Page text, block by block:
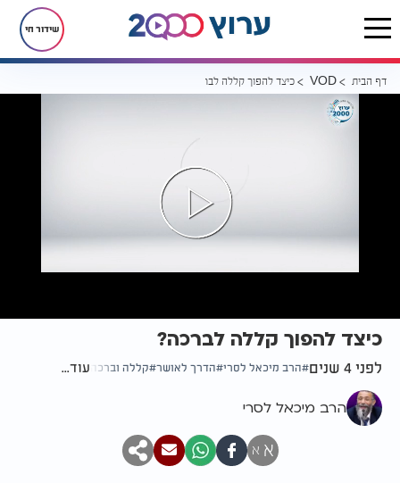
שידור חי
דף הבית VOD כיצד להפוך קללה לברכה?
כיצד להפוך קללה לברכה?
לפני 4 שנים הרב מיכאל לסרי הדרך לאושר קללה וברכה עוד...
הרב מיכאל לסרי
א א